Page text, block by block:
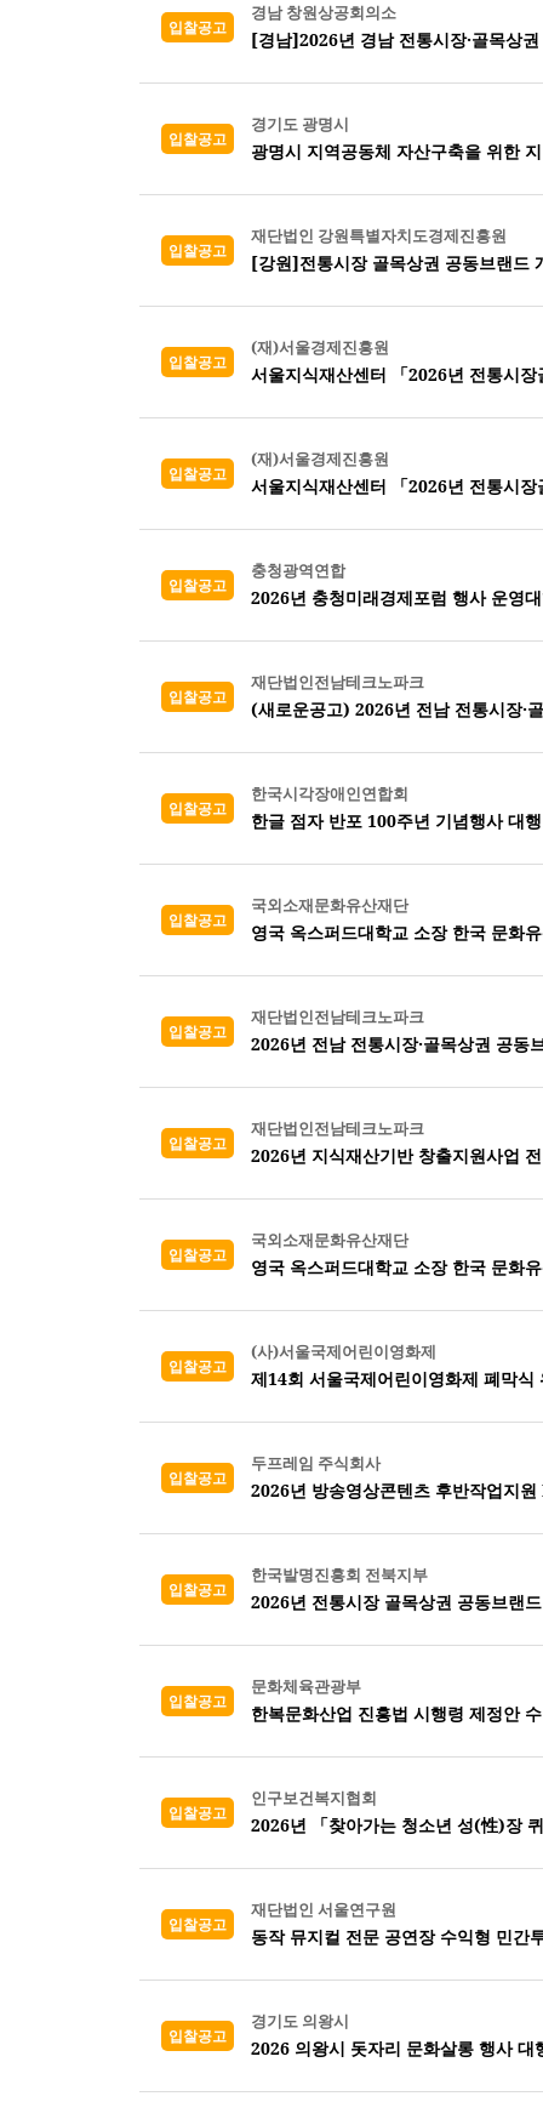
입찰공고
경남 창원상공회의소
입찰공고
경기도 광명시
광명시 지역공동체 자산구축을 위한
입찰공고
재단법인 강원특별자치도경제진흥원
[강원]전통시장 골목상권 공동브랜드
입찰공고
(재)서울경제진흥원
입찰공고
(재)서울경제진흥원
입찰공고
충청광역연합
2026년 충청미래경제포럼 행사 운영
입찰공고
재단법인전남테크노파크
(새로운공고) 2026년 전남 전통시장·
입찰공고
한국시각장애인연합회
한글 점자 반포 100주년 기념행사 대
입찰공고
국외소재문화유산재단
영국 옥스퍼드대학교 소장 한국 문화
입찰공고
재단법인전남테크노파크
2026년 전남 전통시장·골목상권 공동
입찰공고
재단법인전남테크노파크
입찰공고
국외소재문화유산재단
영국 옥스퍼드대학교 소장 한국 문화
입찰공고
(사)서울국제어린이영화제
제14회 서울국제어린이영화제 폐막식
입찰공고
두프레임 주식회사
2026년 방송영상콘텐츠 후반작업지
입찰공고
한국발명진흥회 전북지부
입찰공고
문화체육관광부
한복문화산업 진흥법 시행령 제정안
입찰공고
인구보건복지협회
2026년 「찾아가는 청소년 성(性)장
입찰공고
재단법인 서울연구원
동작 뮤지컬 전문 공연장 수익형 민간
입찰공고
경기도 의왕시
2026 의왕시 돗자리 문화살롱 행사 대